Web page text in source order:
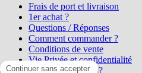
Frais de port et livraison
1er achat ?
Questions / Réponses
Comment commander ?
Conditions de vente
Vie Privée et confidentialité
Qui sommes-nous ?